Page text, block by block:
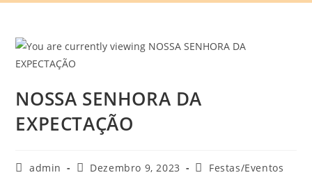
NOSSA SENHORA DA
EXPECTAÇÃO
admin Dezembro 9, 2023 Festas/Eventos